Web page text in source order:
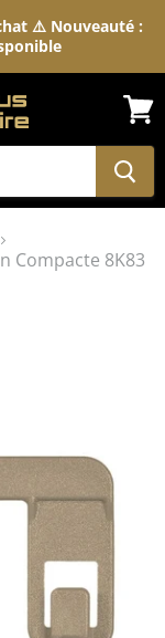
⚠️ Nouveauté :
le
Compacte 8K83